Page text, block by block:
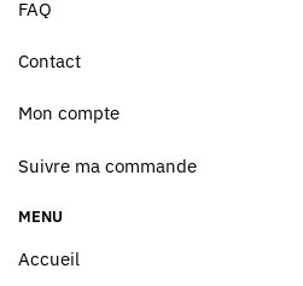
FAQ
Contact
Mon compte
Suivre ma commande
MENU
Accueil